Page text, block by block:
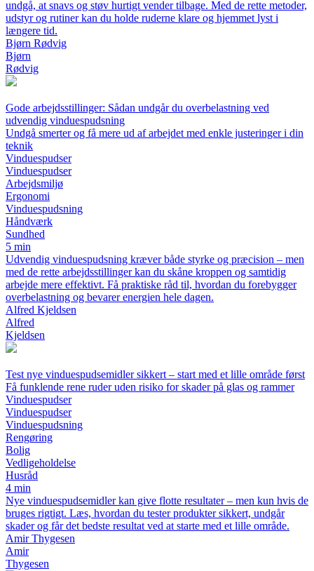
undgå, at snavs og støv hurtigt vender tilbage. Med de rette metoder,
udstyr og rutiner kan du holde ruderne klare og hjemmet lyst i
længere tid.
Bjørn Rødvig
Bjørn
Rødvig
Gode arbejdsstillinger: Sådan undgår du overbelastning ved
udvendig vinduespudsning
Undgå smerter og få mere ud af arbejdet med enkle justeringer i din
teknik
Vinduespudser
Vinduespudser
Arbejdsmiljø
Ergonomi
Vinduespudsning
Håndværk
Sundhed
5 min
Udvendig vinduespudsning kræver både styrke og præcision – men
med de rette arbejdsstillinger kan du skåne kroppen og samtidig
arbejde mere effektivt. Få praktiske råd til, hvordan du forebygger
overbelastning og bevarer energien hele dagen.
Alfred Kjeldsen
Alfred
Kjeldsen
Test nye vinduespudsemidler sikkert – start med et lille område først
Få funklende rene ruder uden risiko for skader på glas og rammer
Vinduespudser
Vinduespudser
Vinduespudsning
Rengøring
Bolig
Vedligeholdelse
Husråd
4 min
Nye vinduespudsemidler kan give flotte resultater – men kun hvis de
bruges rigtigt. Læs, hvordan du tester produkter sikkert, undgår
skader og får det bedste resultat ved at starte med et lille område.
Amir Thygesen
Amir
Thygesen